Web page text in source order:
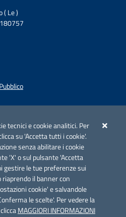
tecnici e cookie analitici. Per
su 'Accetta tutti i cookie'.
senza abilitare i cookie
'X' o sul pulsante 'Accetta
gestire le tue preferenze sui
il banner con
cookie' e salvandole
le scelte'. Per vedere la
MAGGIORI INFORMAZIONI
( Le )